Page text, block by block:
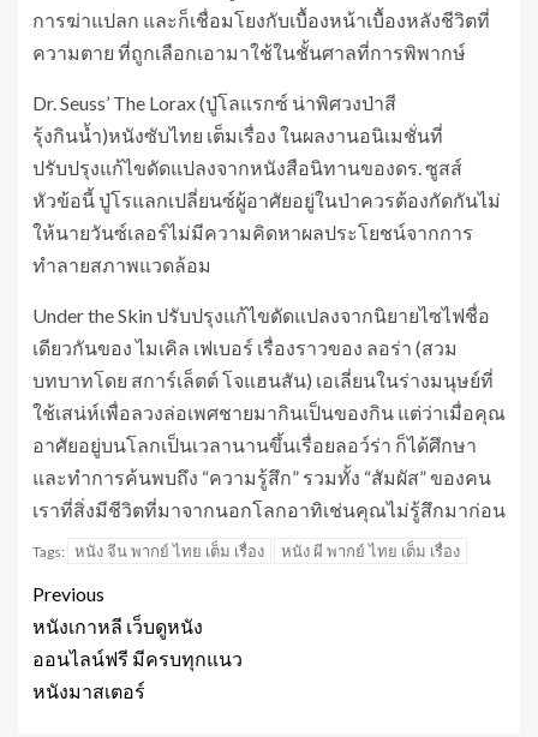
การฆ่าแปลก และก็เชื่อมโยงกับเบื้องหน้าเบื้องหลังชีวิตที่
ความตาย ที่ถูกเลือกเอามาใช้ในชั้นศาลที่การพิพากษ์
Dr. Seuss’ The Lorax (ปู่โลแรกซ์ น่าพิศวงป่าสี
รุ้งกินน้ำ)หนังซับไทย เต็มเรื่อง ในผลงานอนิเมชั่นที่
ปรับปรุงแก้ไขดัดแปลงจากหนังสือนิทานของดร. ซูสส์
หัวข้อนี้ ปู่โรแลกเปลี่ยนซ์ผู้อาศัยอยู่ในป่าควรต้องกัดกันไม่
ให้นายวันซ์เลอร์ไม่มีความคิดหาผลประโยชน์จากการ
ทำลายสภาพแวดล้อม
Under the Skin ปรับปรุงแก้ไขดัดแปลงจากนิยายไซไฟชื่อ
เดียวกันของ ไมเคิล เฟเบอร์ เรื่องราวของ ลอร่า (สวม
บทบาทโดย สการ์เล็ตต์ โจแฮนสัน) เอเลี่ยนในร่างมนุษย์ที่
ใช้เสน่ห์เพื่อลวงล่อเพศชายมากินเป็นของกิน แต่ว่าเมื่อคุณ
อาศัยอยู่บนโลกเป็นเวลานานขึ้นเรื่อยลอว์ร่า ก็ได้ศึกษา
และทำการค้นพบถึง “ความรู้สึก” รวมทั้ง “สัมผัส” ของคน
เราที่สิ่งมีชีวิตที่มาจากนอกโลกอาทิเช่นคุณไม่รู้สึกมาก่อน
Tags: หนัง จีน พากย์ ไทย เต็ม เรื่อง หนัง ผี พากย์ ไทย เต็ม เรื่อง
Previous
หนังเกาหลี เว็บดูหนัง
ออนไลน์ฟรี มีครบทุกแนว
หนังมาสเตอร์